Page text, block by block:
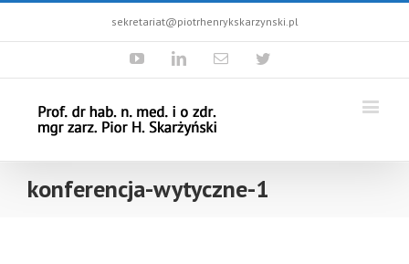
sekretariat@piotrhenrykskarzynski.pl
YoutubeLinkedinEmail Twitter
konferencja-wytyczne-1